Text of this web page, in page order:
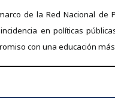
de la Red Nacional de
en políticas
con una educación